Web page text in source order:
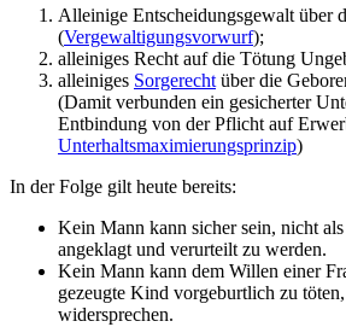
Alleinige Entscheidungsgewalt über
(Vergewaltigungsvorwurf);
alleiniges Recht auf die Tötung
alleiniges Sorgerecht über die
(Damit verbunden ein gesicherter
Entbindung von der Pflicht auf
Unterhaltsmaximierungsprinzip)
In der Folge gilt heute bereits:
Kein Mann kann sicher sein, nicht
angeklagt und verurteilt zu werden.
Kein Mann kann dem Willen einer
gezeugte Kind vorgeburtlich zu
widersprechen.